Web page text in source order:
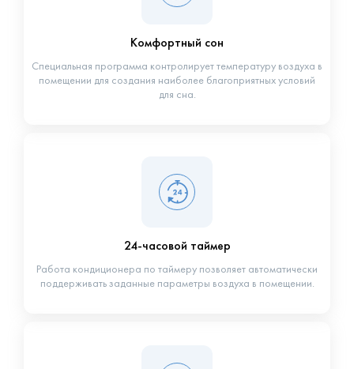
Комфортный сон
Специальная программа контролирует температуру воздуха в
помещении для создания наиболее благоприятных условий
для сна.
24-часовой таймер
Работа кондиционера по таймеру позволяет автоматически
поддерживать заданные параметры воздуха в помещении.